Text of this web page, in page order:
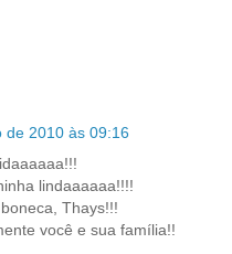
de 2010 às 09:16
lindaaaaaa!!!!
Thays!!!
você e sua família!!